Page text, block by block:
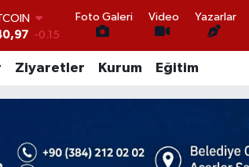
-0.15
0.18
0
Foto Galeri Video Yazarlar
Ziyaretler Kurum Eğitim